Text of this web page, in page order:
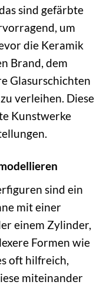
sind gefärbte
um
die Keramik
Brand, dem
Glasurschichten
verleihen. Diese
Kunstwerke
sind ein
mit einer
einem Zylinder,
Formen wie
oft hilfreich,
miteinander